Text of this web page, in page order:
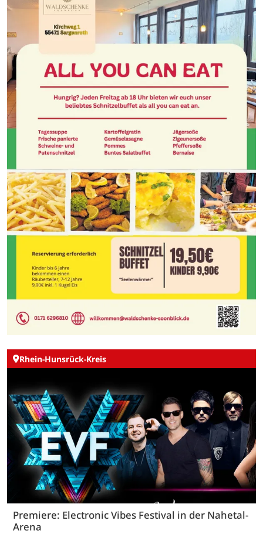
Rhein-Hunsrück-Kreis
Premiere: Electronic Vibes Festival in der Nahetal-
Arena